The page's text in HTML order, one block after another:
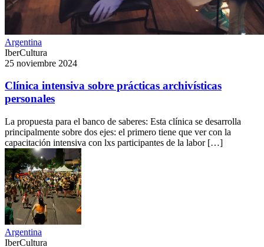
Argentina
IberCultura
25 noviembre 2024
Clínica intensiva sobre prácticas archivísticas
personales
La propuesta para el banco de saberes: Esta clínica se desarrolla
principalmente sobre dos ejes: el primero tiene que ver con la
capacitación intensiva con lxs participantes de la labor […]
Argentina
IberCultura